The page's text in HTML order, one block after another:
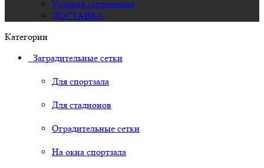
Условия соглашения
ДОСТАВКА
Категории
Заградительные сетки
Для спортзала
Для стадионов
Оградительные сетки
На окна спортзала